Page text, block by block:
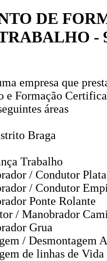
DE
-
empresa que
e Formação
áreas
Braga
Trabalho
/ Condutor
/ Condutor
Ponte Rolante
/ Manobrador
Grua
/ Desmontagem
de linhas de Vida